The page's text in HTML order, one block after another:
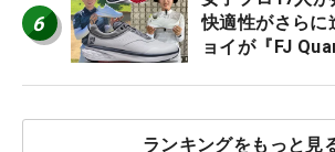
6
快適性がさらに
ョイが『FJ
ランキングをもっと見